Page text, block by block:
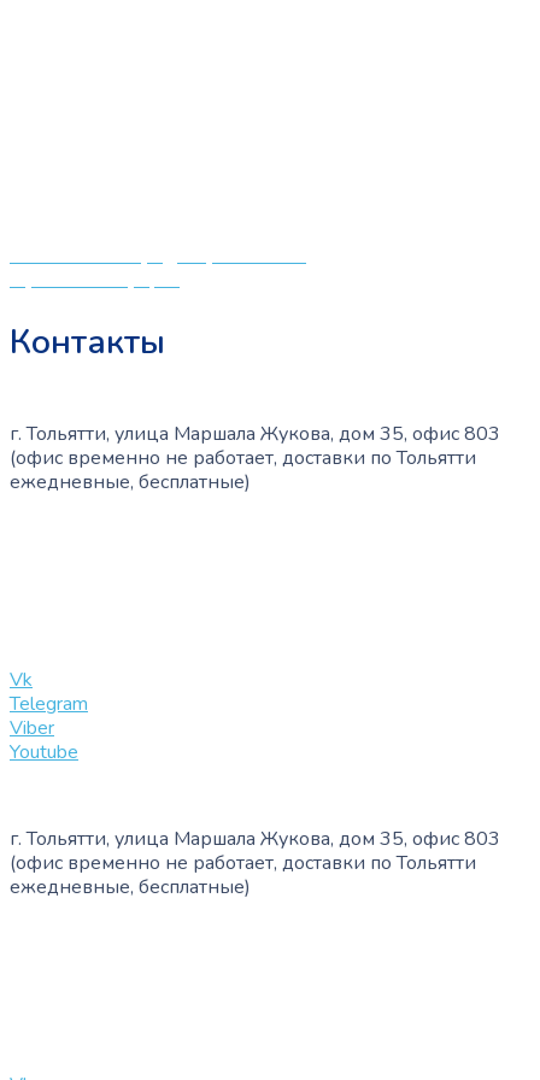
Контакты
г. Тольятти, улица Маршала Жукова, дом 35, офис 803
(офис временно не работает, доставки по Тольятти
ежедневные, бесплатные)
Vk
Telegram
Viber
Youtube
г. Тольятти, улица Маршала Жукова, дом 35, офис 803
(офис временно не работает, доставки по Тольятти
ежедневные, бесплатные)